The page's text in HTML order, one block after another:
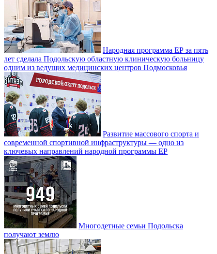
Народная программа ЕР за пять
лет сделала Подольскую областную клиническую больницу
одним из ведущих медицинских центров Подмосковья
Развитие массового спорта и
современной спортивной инфраструктуры — одно из
ключевых направлений народной программы ЕР
Многодетные семьи Подольска
получают землю